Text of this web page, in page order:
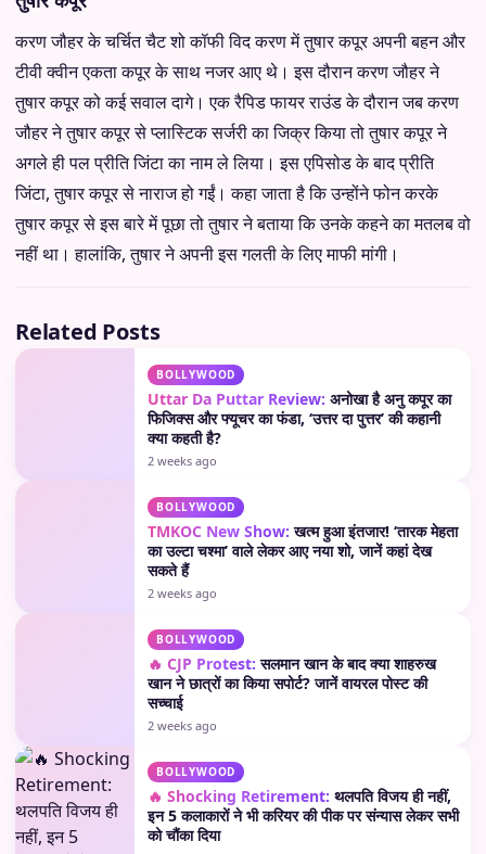
करण जौहर के चर्चित चैट शो कॉफी विद करण में तुषार कपूर अपनी बहन और
टीवी क्वीन एकता कपूर के साथ नजर आए थे। इस दौरान करण जौहर ने
तुषार कपूर को कई सवाल दागे। एक रैपिड फायर राउंड के दौरान जब करण
जौहर ने तुषार कपूर से प्लास्टिक सर्जरी का जिक्र किया तो तुषार कपूर ने
अगले ही पल प्रीति जिंटा का नाम ले लिया। इस एपिसोड के बाद प्रीति
जिंटा, तुषार कपूर से नाराज हो गईं। कहा जाता है कि उन्होंने फोन करके
तुषार कपूर से इस बारे में पूछा तो तुषार ने बताया कि उनके कहने का मतलब वो
नहीं था। हालांकि, तुषार ने अपनी इस गलती के लिए माफी मांगी।
Related Posts
BOLLYWOOD
Uttar Da Puttar Review: अनोखा है अनु कपूर का
फिजिक्स और फ्यूचर का फंडा, ‘उत्तर दा पुत्तर’ की कहानी
क्या कहती है?
2 weeks ago
BOLLYWOOD
TMKOC New Show: खत्म हुआ इंतजार! ‘तारक मेहता
का उल्टा चश्मा’ वाले लेकर आए नया शो, जानें कहां देख
सकते हैं
2 weeks ago
BOLLYWOOD
🔥 CJP Protest: सलमान खान के बाद क्या शाहरुख
खान ने छात्रों का किया सपोर्ट? जानें वायरल पोस्ट की
सच्चाई
2 weeks ago
BOLLYWOOD
🔥 Shocking Retirement: थलपति विजय ही नहीं,
इन 5 कलाकारों ने भी करियर की पीक पर संन्यास लेकर सभी
को चौंका दिया